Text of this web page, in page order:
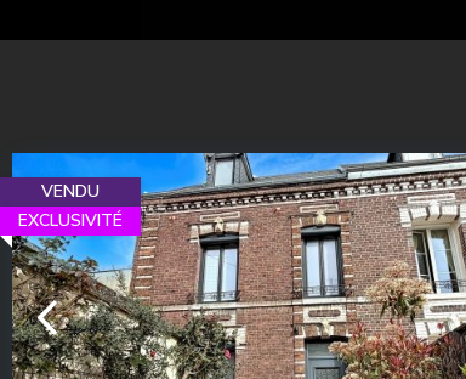
VENDU
EXCLUSIVITÉ